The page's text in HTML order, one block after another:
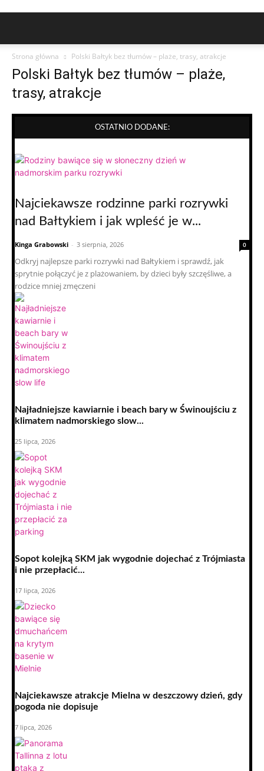
Strona główna Polski Bałtyk bez tłumów – plaże, trasy, atrakcje
Polski Bałtyk bez tłumów – plaże,
trasy, atrakcje
OSTATNIO DODANE:
Najciekawsze rodzinne parki rozrywki
nad Bałtykiem i jak wpleść je w...
Kinga Grabowski - 3 sierpnia, 2026 0
Odkryj najlepsze parki rozrywki nad Bałtykiem i sprawdź, jak
sprytnie połączyć je z plażowaniem, by dzieci były szczęśliwe, a
rodzice mniej zmęczeni
Najładniejsze kawiarnie i beach bary w Świnoujściu z
klimatem nadmorskiego slow...
25 lipca, 2026
Sopot kolejką SKM jak wygodnie dojechać z Trójmiasta
i nie przepłacić...
17 lipca, 2026
Najciekawsze atrakcje Mielna w deszczowy dzień, gdy
pogoda nie dopisuje
7 lipca, 2026